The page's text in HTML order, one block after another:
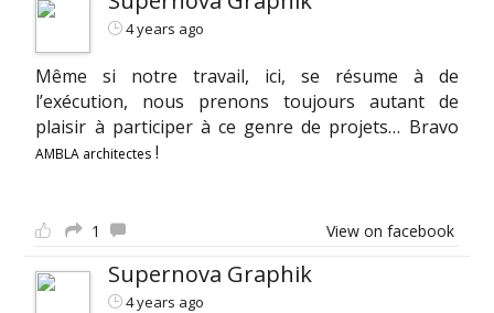
4 years ago
Même si notre travail, ici, se résume à de
l’exécution, nous prenons toujours autant de
plaisir à participer à ce genre de projets… Bravo
AMBLA architectes !
1 View on facebook
Supernova Graphik
4 years ago